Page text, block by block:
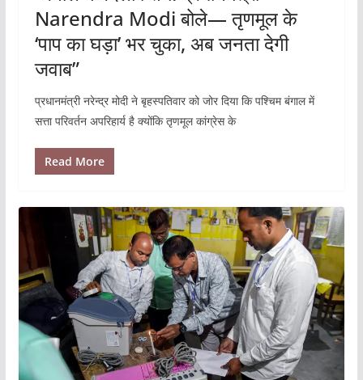
Narendra Modi बोले— तृणमूल के
‘पाप का घड़ा’ भर चुका, अब जनता देगी
जवाब”
प्रधानमंत्री नरेन्द्र मोदी ने बृहस्पतिवार को जोर दिया कि पश्चिम बंगाल में
सत्ता परिवर्तन अपरिहार्य है क्योंकि तृणमूल कांग्रेस के
Read More